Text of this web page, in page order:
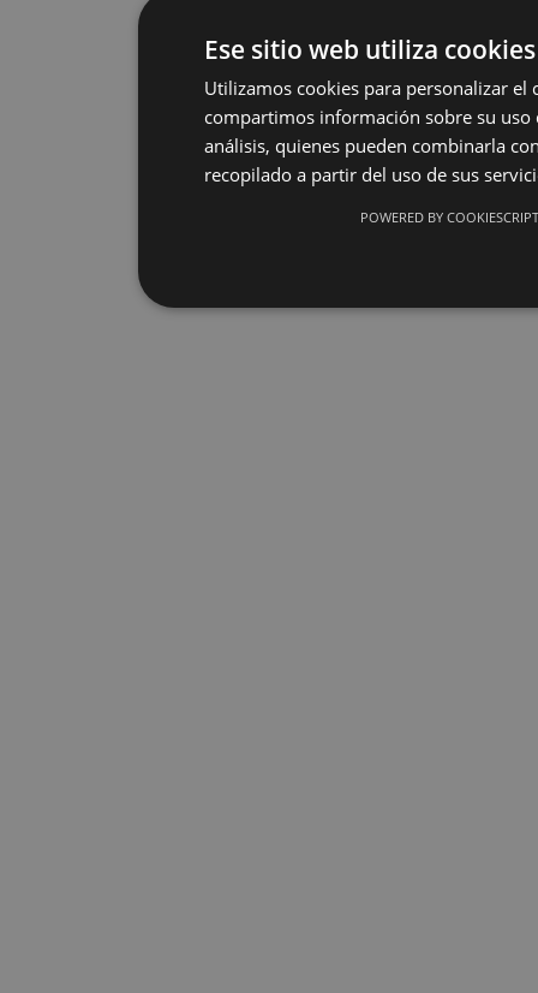
Ese sitio web utiliza cookies
Utilizamos cookies para personalizar
compartimos información sobre su
análisis, quienes pueden combinarla
recopilado a partir del uso de sus
POWERED BY